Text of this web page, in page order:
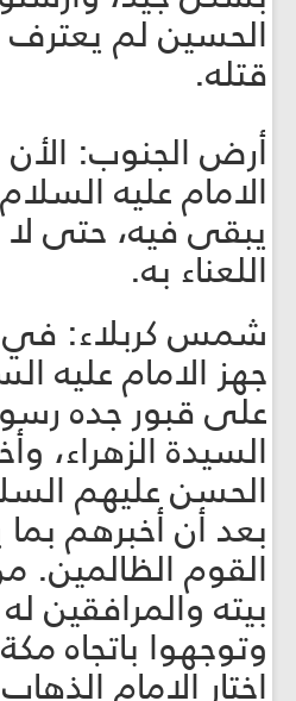
الحسين لم يعترف
قتله.
أرض الجنوب: الأن
الامام عليه
يبقى فيه، حتى لا
اللعناء به.
شمس كربلاء: في
جهز الامام عليه
على قبور جده
السيدة الزهراء،
الحسن عليهم
بعد أن أخبرهم
القوم
بيته والمرافقين
وتوجهوا باتجاه
اختار الامام